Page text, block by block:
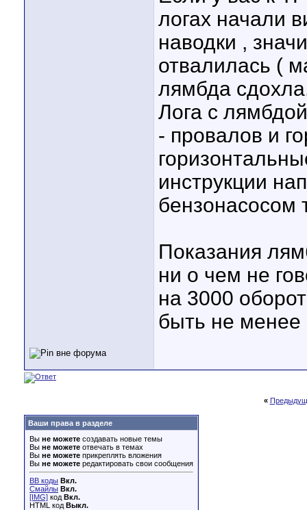
логах начали
наводки ,
отвалилась (
лямбда
Лога с
- провалов и
инструкции
бензонасосом
Показания
ни о чем не
на 3000
быть не менее
«
Ваши права в разделе
Вы не можете создавать новые темы
Вы не можете отвечать в темах
Вы не можете прикреплять вложения
Вы не можете редактировать свои сообщения
BB коды Вкл.
Смайлы Вкл.
[IMG] код Вкл.
HTML код Выкл.